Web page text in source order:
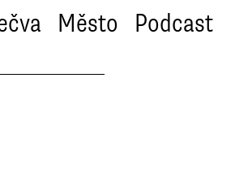
Město Podcast